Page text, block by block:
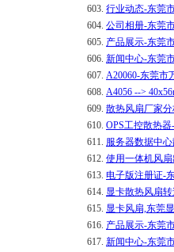
603. 行业动态-东莞
604. 公司相册-东莞
605. 产品展示-东莞
606. 新闻中心-东莞
607. A20060-东莞市
608. A4056 -->
609. 散热风扇厂家
610. OPS工控散热
611. 服务器数据中
612. 使用一体机风
613. 电子版注册证-
614. 显卡散热风扇
615. 显卡风扇,东莞
616. 产品展示-东莞
617. 新闻中心-东莞